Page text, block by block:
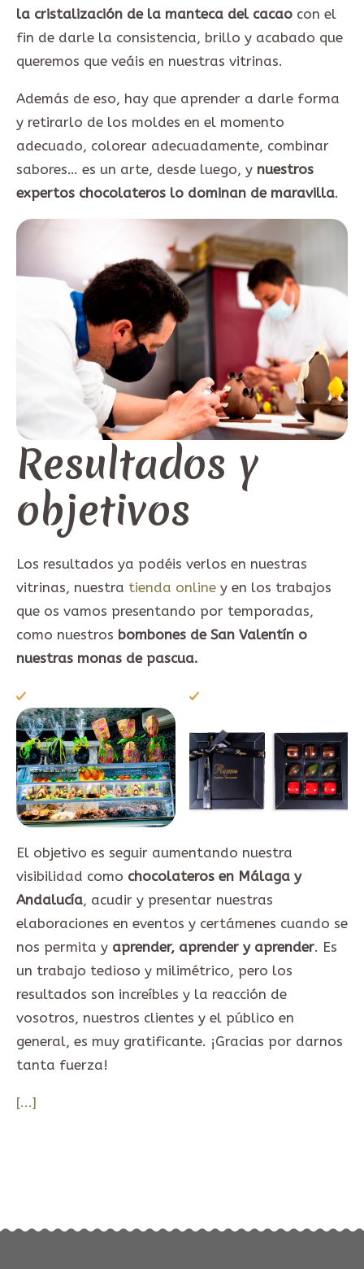
la cristalización de la manteca del cacao con el
fin de darle la consistencia, brillo y acabado que
queremos que veáis en nuestras vitrinas.
Además de eso, hay que aprender a darle forma
y retirarlo de los moldes en el momento
adecuado, colorear adecuadamente, combinar
sabores… es un arte, desde luego, y nuestros
expertos chocolateros lo dominan de maravilla.
Resultados y
objetivos
Los resultados ya podéis verlos en nuestras
vitrinas, nuestra tienda online y en los trabajos
que os vamos presentando por temporadas,
como nuestros bombones de San Valentín o
nuestras monas de pascua.
El objetivo es seguir aumentando nuestra
visibilidad como chocolateros en Málaga y
Andalucía, acudir y presentar nuestras
elaboraciones en eventos y certámenes cuando se
nos permita y aprender, aprender y aprender. Es
un trabajo tedioso y milimétrico, pero los
resultados son increíbles y la reacción de
vosotros, nuestros clientes y el público en
general, es muy gratificante. ¡Gracias por darnos
tanta fuerza!
[...]